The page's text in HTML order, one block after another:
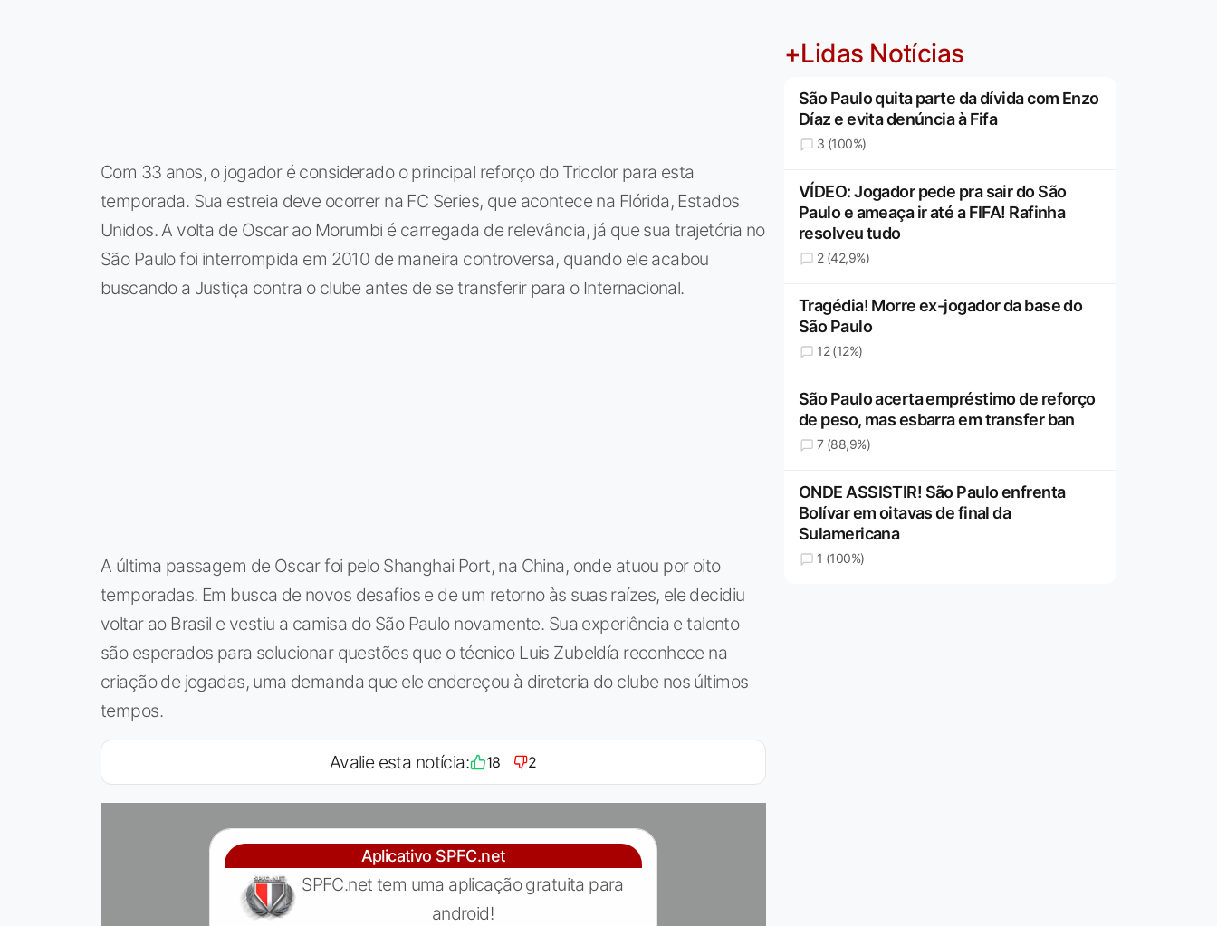
Com 33 anos, o jogador é considerado o principal reforço do Tricolor para esta
temporada. Sua estreia deve ocorrer na FC Series, que acontece na Flórida, Estados
Unidos. A volta de Oscar ao Morumbi é carregada de relevância, já que sua trajetória no
São Paulo foi interrompida em 2010 de maneira controversa, quando ele acabou
buscando a Justiça contra o clube antes de se transferir para o Internacional.
A última passagem de Oscar foi pelo Shanghai Port, na China, onde atuou por oito
temporadas. Em busca de novos desafios e de um retorno às suas raízes, ele decidiu
voltar ao Brasil e vestiu a camisa do São Paulo novamente. Sua experiência e talento
são esperados para solucionar questões que o técnico Luis Zubeldía reconhece na
criação de jogadas, uma demanda que ele endereçou à diretoria do clube nos últimos
tempos.
Avalie esta notícia: 18 2
Aplicativo SPFC.net
SPFC.net tem uma aplicação gratuita para
android!
+Lidas Notícias
São Paulo quita parte da dívida com Enzo
Díaz e evita denúncia à Fifa
3 (100%)
VÍDEO: Jogador pede pra sair do São
Paulo e ameaça ir até a FIFA! Rafinha
resolveu tudo
2 (42,9%)
Tragédia! Morre ex-jogador da base do
São Paulo
12 (12%)
São Paulo acerta empréstimo de reforço
de peso, mas esbarra em transfer ban
7 (88,9%)
ONDE ASSISTIR! São Paulo enfrenta
Bolívar em oitavas de final da
Sulamericana
1 (100%)